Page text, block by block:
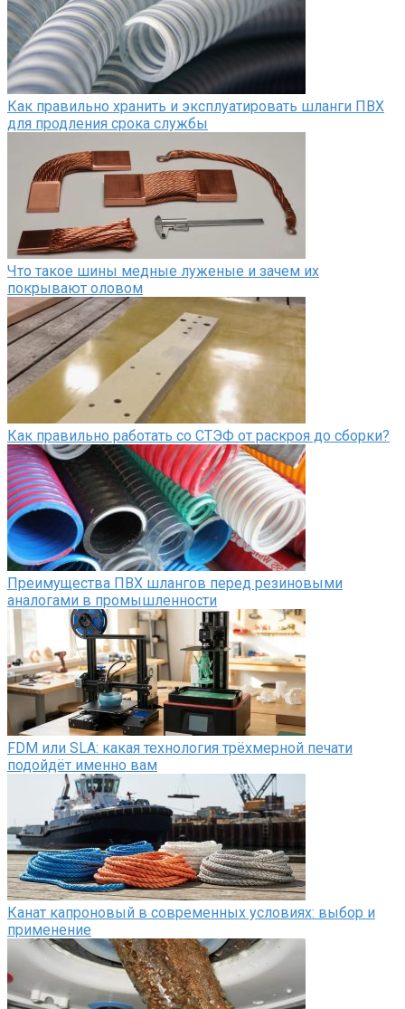
Как правильно хранить и эксплуатировать шланги ПВХ
для продления срока службы
Что такое шины медные луженые и зачем их
покрывают оловом
Как правильно работать со СТЭФ от раскроя до сборки?
Преимущества ПВХ шлангов перед резиновыми
аналогами в промышленности
FDM или SLA: какая технология трёхмерной печати
подойдёт именно вам
Канат капроновый в современных условиях: выбор и
применение